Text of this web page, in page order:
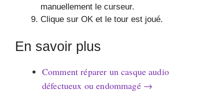
manuellement le curseur.
Clique sur OK et le tour est joué.
En savoir plus
Comment réparer un casque audio
défectueux ou endommagé →